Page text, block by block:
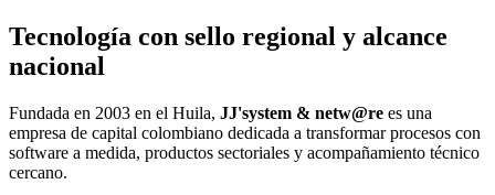
Tecnología con sello regional y alcance
nacional
Fundada en 2003 en el Huila, JJ'system & netw@re es una
empresa de capital colombiano dedicada a transformar procesos con
software a medida, productos sectoriales y acompañamiento técnico
cercano.